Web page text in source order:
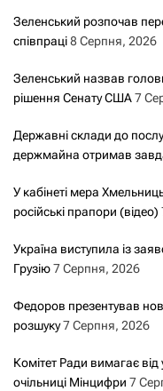
з
з
а
и
с
м
и
Зеленський розпочав
співпраці8 Серпня, 2026
Зеленський назвав
рішення Сенату США7
Державні склади до
держмайна отримав
У кабінеті мера
російські прапори (відео)
Україна виступила із
Грузію7 Серпня, 2026
Федоров презентував
розшуку7 Серпня, 2026
Комітет Ради вимагає
очільниці Мінцифри 7